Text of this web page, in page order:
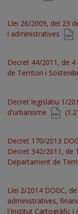
Document
Llei 26/2009, del 23
i administratives
Document
Decret 44/2011, de
de Territori i
Document
Decret legislatiu 1/
d'urbanisme
Document
Decret 170/2013
Decret 342/2011, de
Departament de
Document
Llei 2/2014 DOGC,
administratives,
l'Institut Cartogràfic i